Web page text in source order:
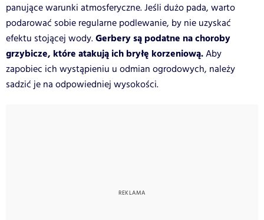
panujące warunki atmosferyczne. Jeśli dużo pada, warto
podarować sobie regularne podlewanie, by nie uzyskać
efektu stojącej wody.Gerbery są podatne na choroby
grzybicze, które atakują ich bryłę korzeniową.Aby
zapobiec ich wystąpieniu u odmian ogrodowych, należy
sadzić je na odpowiedniej wysokości.